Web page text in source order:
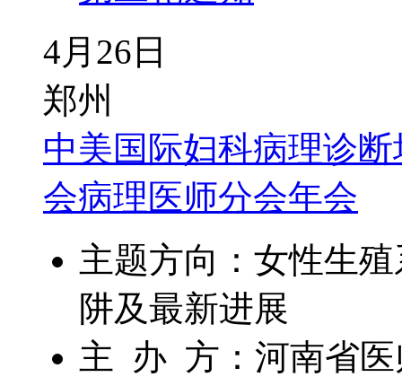
4月26日
郑州
中美国际妇科病理诊
会病理医师分会年会
主题方向：女性生
阱及最新进展
主 办 方：河南省医